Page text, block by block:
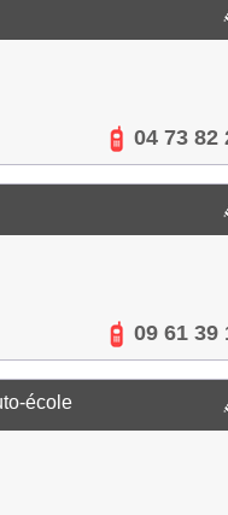
04 73 82
09 61 39
école